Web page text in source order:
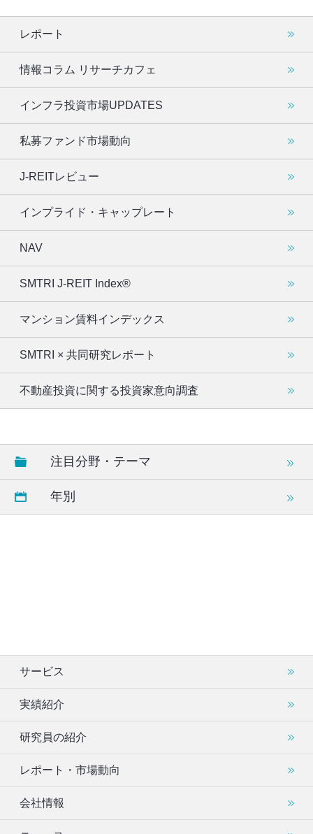
レポート
情報コラム リサーチカフェ
インフラ投資市場UPDATES
私募ファンド市場動向
J-REITレビュー
インプライド・キャップレート
NAV
SMTRI J-REIT Index®
マンション賃料インデックス
SMTRI × 共同研究レポート
不動産投資に関する投資家意向調査
注目分野・テーマ
年別
サービス
実績紹介
研究員の紹介
レポート・市場動向
会社情報